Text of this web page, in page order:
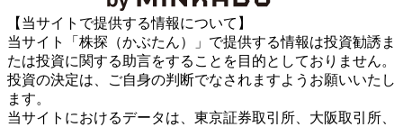
【当サイトで提供する情報について】
当サイト「株探（かぶたん）」で提供する情報は投資勧誘ま
たは投資に関する助言をすることを目的としておりません。
投資の決定は、ご自身の判断でなされますようお願いいたし
ます。
当サイトにおけるデータは、東京証券取引所、大阪取引所、